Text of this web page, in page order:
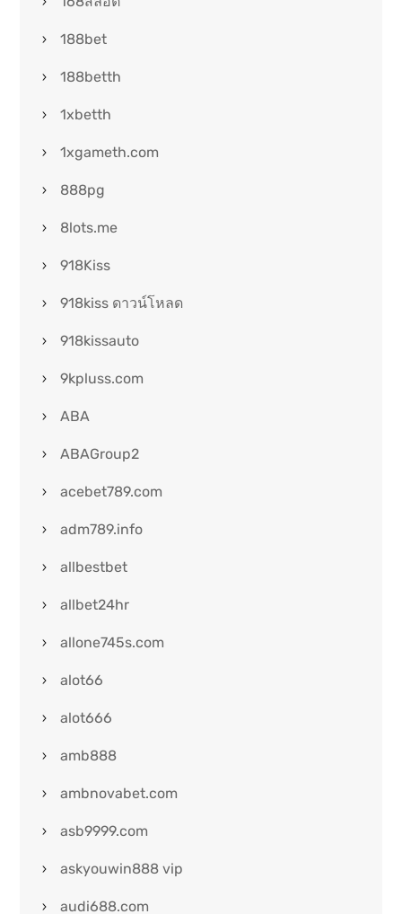
188bet
188betth
1xbetth
1xgameth.com
888pg
8lots.me
918Kiss
918kiss ดาวน์โหลด
918kissauto
9kpluss.com
ABA
ABAGroup2
acebet789.com
adm789.info
allbestbet
allbet24hr
allone745s.com
alot66
alot666
amb888
ambnovabet.com
asb9999.com
askyouwin888 vip
audi688.com